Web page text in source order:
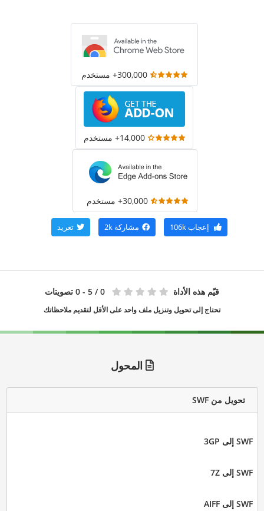
300,000+ مستخدم
14,000+ مستخدم
30,000+ مستخدم
إعجاب106k مشاركة 2k تغريد
قيّم هذه الأداة 0 / 5 - 0 تصويتات
تحتاج إلى تحويل وتنزيل ملف واحد على الأقل لتقديم ملاحظاتك
المحول
تحويل من SWF
SWF إلى 3GP
SWF إلى 7Z
SWF إلى AIFF